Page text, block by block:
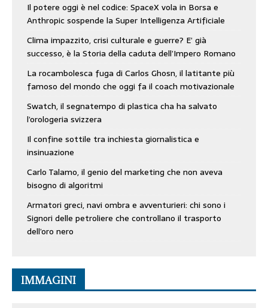
Il potere oggi è nel codice: SpaceX vola in Borsa e
Anthropic sospende la Super Intelligenza Artificiale
Clima impazzito, crisi culturale e guerre? E’ già
successo, è la Storia della caduta dell’Impero Romano
La rocambolesca fuga di Carlos Ghosn, il latitante più
famoso del mondo che oggi fa il coach motivazionale
Swatch, il segnatempo di plastica cha ha salvato
l’orologeria svizzera
Il confine sottile tra inchiesta giornalistica e
insinuazione
Carlo Talamo, il genio del marketing che non aveva
bisogno di algoritmi
Armatori greci, navi ombra e avventurieri: chi sono i
Signori delle petroliere che controllano il trasporto
dell’oro nero
IMMAGINI